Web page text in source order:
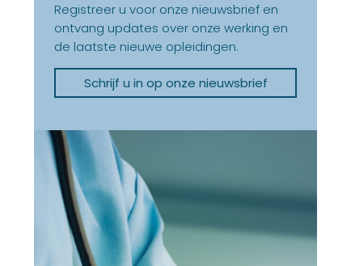
Registreer u voor onze nieuwsbrief en
ontvang updates over onze werking en
de laatste nieuwe opleidingen.
Schrijf u in op onze nieuwsbrief